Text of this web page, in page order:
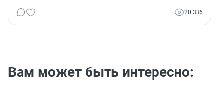
20 336
Вам может быть интересно: